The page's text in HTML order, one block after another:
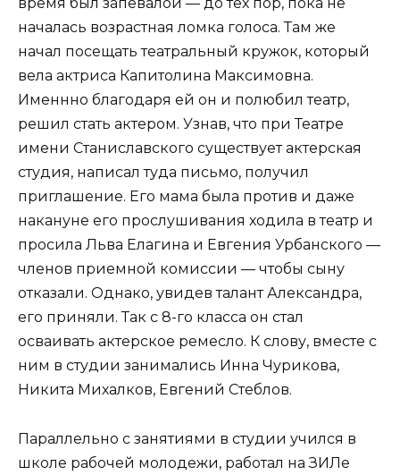
время был запевалой — до тех пор, пока не
началась возрастная ломка голоса. Там же
начал посещать театральный кружок, который
вела актриса Капитолина Максимовна.
Именнно благодаря ей он и полюбил театр,
решил стать актером. Узнав, что при Театре
имени Станиславского существует актерская
студия, написал туда письмо, получил
приглашение. Его мама была против и даже
накануне его прослушивания ходила в театр и
просила Льва Елагина и Евгения Урбанского —
членов приемной комиссии — чтобы сыну
отказали. Однако, увидев талант Александра,
его приняли. Так с 8-го класса он стал
осваивать актерское ремесло. К слову, вместе с
ним в студии занимались Инна Чурикова,
Никита Михалков, Евгений Стеблов.
Параллельно с занятиями в студии учился в
школе рабочей молодежи, работал на ЗИЛе